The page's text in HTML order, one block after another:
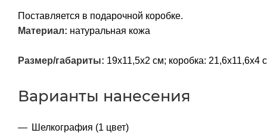
Поставляется в подарочной коробке.
Материал: натуральная кожа
Размер/габариты: 19х11,5х2 см; коробка: 21,6х11,6х4
Варианты нанесения
Шелкография (1 цвет)